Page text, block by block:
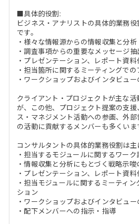
■具体的役割:
ビジネス・アナリストの具体的業務
です。
・様々な情報源からの情報収集と分析
・調査事項からの重要なメッセージ抽
・プレゼンテーション、レポート資料
・担当箇所に関するミーティングで
・ワークショップおよびインタビュ
クライアント・プロジェクトが主な
が、この他、プロジェクト提案の支援
ス・マネジメント活動への参画、外
の活動に貢献するメンバーも多くいま
コンサルタントの具体的業務役割は主
・担当するモジュールに関するワー
・情報収集と分析にもとづく戦略示唆
・プレゼンテーション、レポート資料
・担当モジュールに関するミーティ
ション
・ワークショップおよびインタビュ
・配下メンバーへの指示・指導